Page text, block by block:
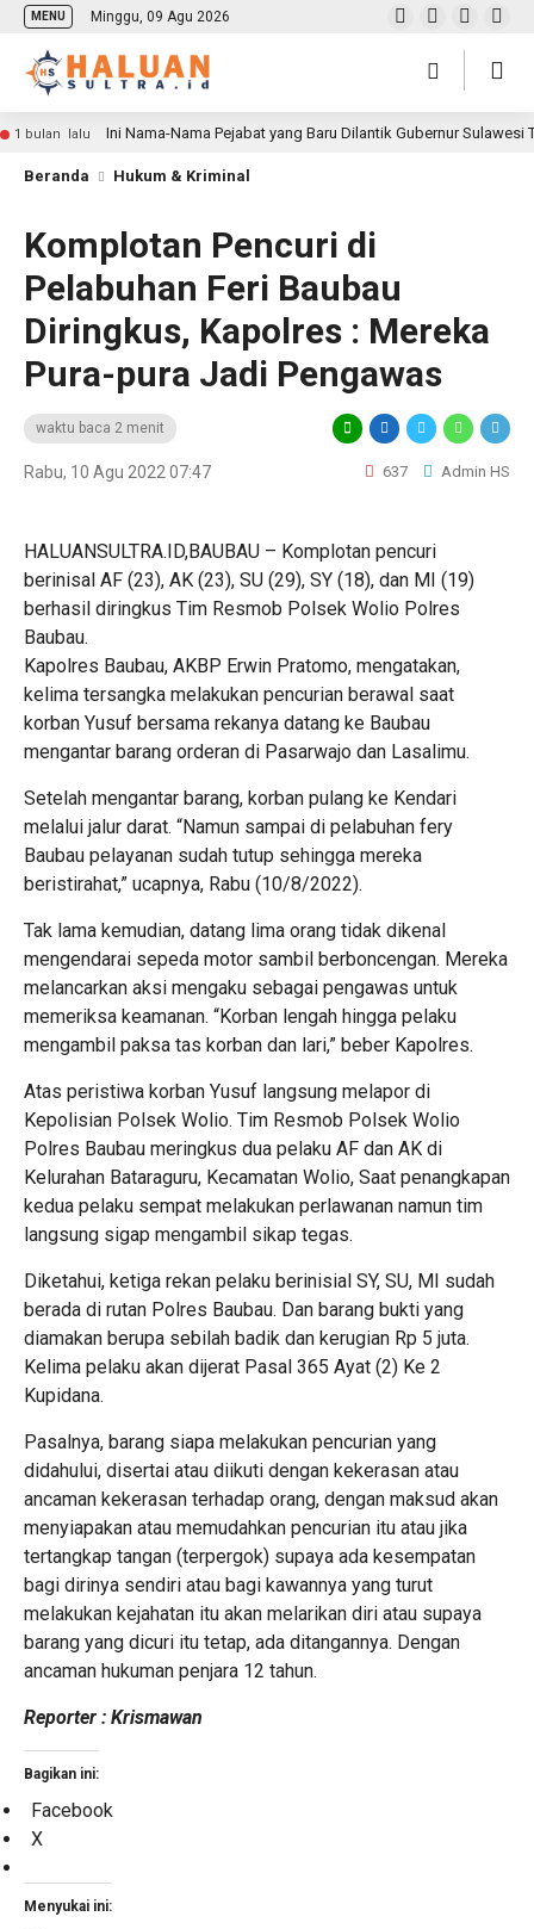
MENU Minggu, 09 Agu 2026
1 bulan lalu Ini Nama-Nama Pejabat yang Baru Dilantik Gubernur Sulawesi
Beranda Hukum & Kriminal
Komplotan Pencuri di
Pelabuhan Feri Baubau
Diringkus, Kapolres : Mereka
Pura-pura Jadi Pengawas
waktu baca 2 menit
Rabu, 10 Agu 2022 07:47 637 Admin HS
HALUANSULTRA.ID,BAUBAU – Komplotan pencuri
berinisal AF (23), AK (23), SU (29), SY (18), dan MI (19)
berhasil diringkus Tim Resmob Polsek Wolio Polres
Baubau.
Kapolres Baubau, AKBP Erwin Pratomo, mengatakan,
kelima tersangka melakukan pencurian berawal saat
korban Yusuf bersama rekanya datang ke Baubau
mengantar barang orderan di Pasarwajo dan Lasalimu.
Setelah mengantar barang, korban pulang ke Kendari
melalui jalur darat. “Namun sampai di pelabuhan fery
Baubau pelayanan sudah tutup sehingga mereka
beristirahat,” ucapnya, Rabu (10/8/2022).
Tak lama kemudian, datang lima orang tidak dikenal
mengendarai sepeda motor sambil berboncengan. Mereka
melancarkan aksi mengaku sebagai pengawas untuk
memeriksa keamanan. “Korban lengah hingga pelaku
mengambil paksa tas korban dan lari,” beber Kapolres.
Atas peristiwa korban Yusuf langsung melapor di
Kepolisian Polsek Wolio. Tim Resmob Polsek Wolio
Polres Baubau meringkus dua pelaku AF dan AK di
Kelurahan Bataraguru, Kecamatan Wolio, Saat penangkapan
kedua pelaku sempat melakukan perlawanan namun tim
langsung sigap mengambil sikap tegas.
Diketahui, ketiga rekan pelaku berinisial SY, SU, MI sudah
berada di rutan Polres Baubau. Dan barang bukti yang
diamakan berupa sebilah badik dan kerugian Rp 5 juta.
Kelima pelaku akan dijerat Pasal 365 Ayat (2) Ke 2
Kupidana.
Pasalnya, barang siapa melakukan pencurian yang
didahului, disertai atau diikuti dengan kekerasan atau
ancaman kekerasan terhadap orang, dengan maksud akan
menyiapakan atau memudahkan pencurian itu atau jika
tertangkap tangan (terpergok) supaya ada kesempatan
bagi dirinya sendiri atau bagi kawannya yang turut
melakukan kejahatan itu akan melarikan diri atau supaya
barang yang dicuri itu tetap, ada ditangannya. Dengan
ancaman hukuman penjara 12 tahun.
Reporter : Krismawan
Bagikan ini:
Facebook
X
Menyukai ini: